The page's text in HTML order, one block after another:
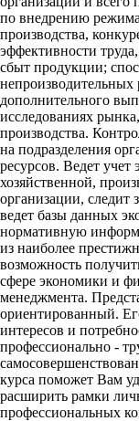
по внедрению
производства,
эффективности
сбыт продукции;
непроизводительных
дополнительного
исследованиях
производства.
на подразделения
ресурсов. Ведет учет
хозяйственной,
организации, следит
ведет базы данных
нормативную
из наиболее
возможность
сфере экономики и
менеджмента.
ориентированный.
интересов и
профессионально -
курса поможет Вам
расширить рамки
профессиональных